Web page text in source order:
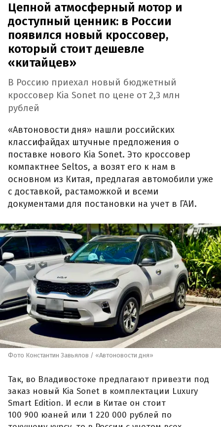
Цепной атмосферный мотор и
доступный ценник: в России
появился новый кроссовер,
который стоит дешевле
«китайцев»
В Россию приехал новый бюджетный
кроссовер Kia Sonet по цене от 2,3 млн
рублей
«Автоновости дня» нашли российских
классифайдах штучные предложения о
поставке нового Kia Sonet. Это кроссовер
компактнее Seltos, а возят его к нам в
основном из Китая, предлагая автомобили уже
с доставкой, растаможкой и всеми
документами для постановки на учет в ГАИ.
Фото Константин Завьялов / «Автоновости дня»
Так, во Владивостоке предлагают привезти под
заказ новый Kia Sonet в комплектации Luxury
Smart Edition. И если в Китае он стоит
100 900 юаней или 1 220 000 рублей по